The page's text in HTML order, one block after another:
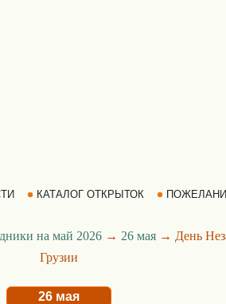
КАТАЛОГ ОТКРЫТОК
на май 2026→ 26 мая→ День
Грузии
26 мая